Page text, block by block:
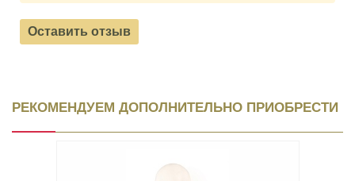
Оставить отзыв
РЕКОМЕНДУЕМ ДОПОЛНИТЕЛЬНО ПРИОБРЕСТИ